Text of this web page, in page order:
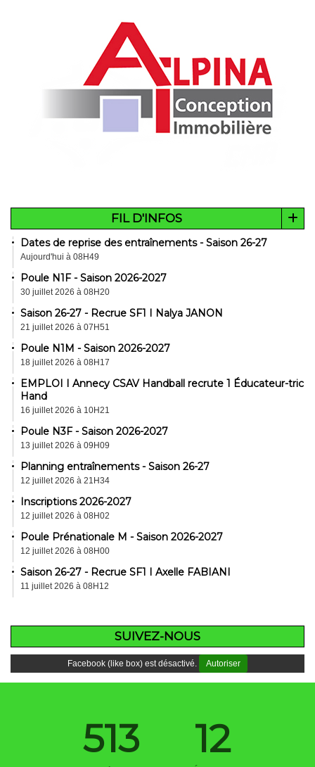
FIL D'INFOS
Dates de reprise des entraînements - Saison 26-27
Aujourd'hui à 08H49
Poule N1F - Saison 2026-2027
30 juillet 2026 à 08H20
Saison 26-27 - Recrue SF1 I Nalya JANON
21 juillet 2026 à 07H51
Poule N1M - Saison 2026-2027
18 juillet 2026 à 08H17
EMPLOI I Annecy CSAV Handball recrute 1 Éducateur-trice
Hand
16 juillet 2026 à 10H21
Poule N3F - Saison 2026-2027
13 juillet 2026 à 09H09
Planning entraînements - Saison 26-27
12 juillet 2026 à 21H34
Inscriptions 2026-2027
12 juillet 2026 à 08H02
Poule Prénationale M - Saison 2026-2027
12 juillet 2026 à 08H00
Saison 26-27 - Recrue SF1 I Axelle FABIANI
11 juillet 2026 à 08H12
SUIVEZ-NOUS
Facebook (like box) est désactivé. Autoriser
513 12